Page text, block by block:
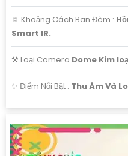
🔅 Khoảng Cách Ban Đêm :
Smart IR.
⚒ Loại Camera Dome Kim
️✨ Điểm Nỗi Bật : Thu Âm Và